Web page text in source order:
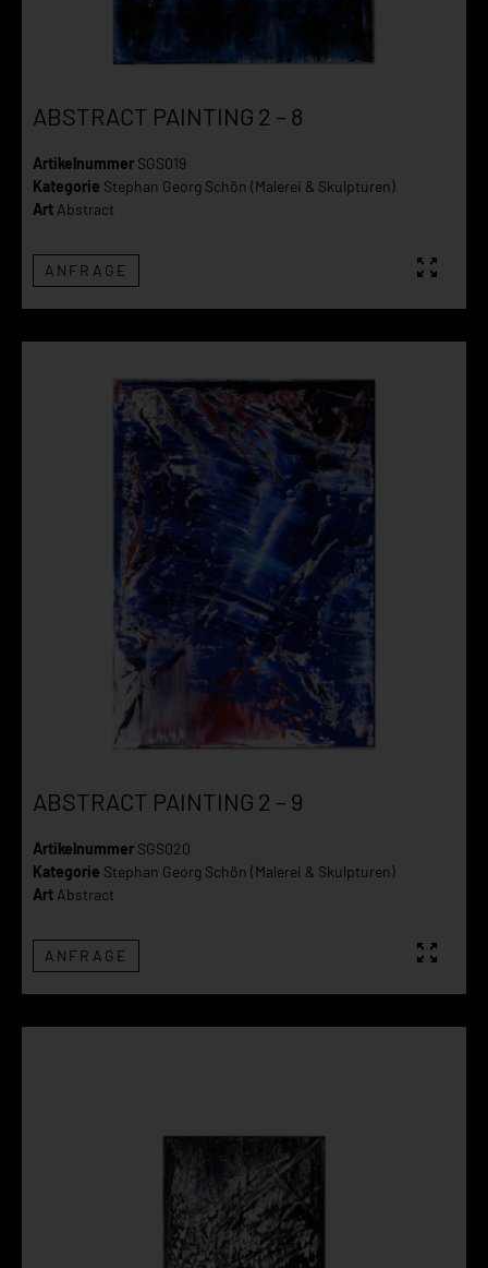
ABSTRACT PAINTING 2 – 8
Artikelnummer SGS019
Kategorie Stephan Georg Schön (Malerei & Skulpturen)
Art Abstract
ANFRAGE
ABSTRACT PAINTING 2 – 9
Artikelnummer SGS020
Kategorie Stephan Georg Schön (Malerei & Skulpturen)
Art Abstract
ANFRAGE